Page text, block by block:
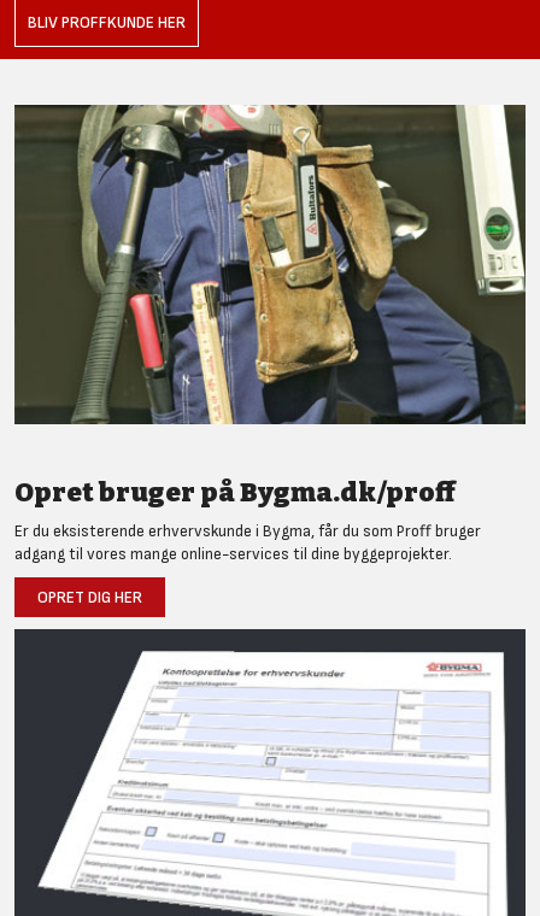
BLIV PROFFKUNDE HER
Opret bruger på Bygma.dk/proff
Er du eksisterende erhvervskunde i Bygma, får du som Proff bruger
adgang til vores mange online-services til dine byggeprojekter.
OPRET DIG HER